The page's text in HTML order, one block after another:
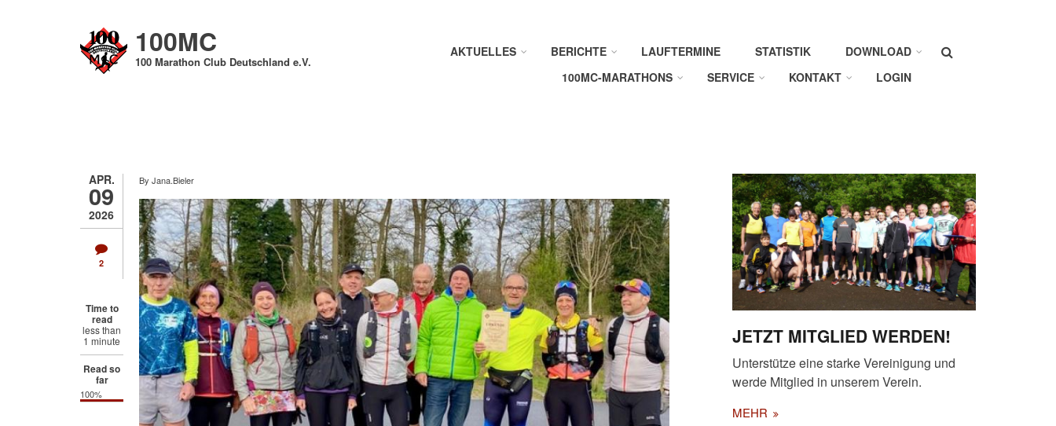
100MC
100 Marathon Club Deutschland e.V.
Suche
AKTUELLES BERICHTE LAUFTERMINE STATISTIK
DOWNLOAD
100MC-MARATHONS
SERVICE KONTAKT LOGIN
APR.
09
2026
2
Time to
read
less than
1 minute
Read so
far
100%
By Jana.Bieler
JETZT MITGLIED WERDEN!
Unterstütze eine starke Vereinigung und
werde Mitglied in unserem Verein.
MEHR